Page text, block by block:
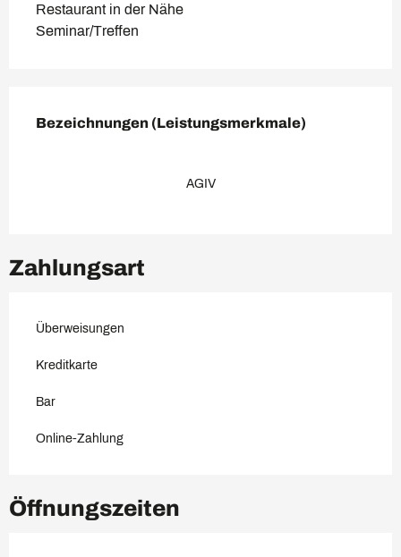
Restaurant in der Nähe
Seminar/Treffen
Bezeichnungen (Leistungsmerkmale)
Bezeichnungen (Leistungsmerkmale)
AGIV
Zahlungsart
Überweisungen
Kreditkarte
Bar
Online-Zahlung
Öffnungszeiten